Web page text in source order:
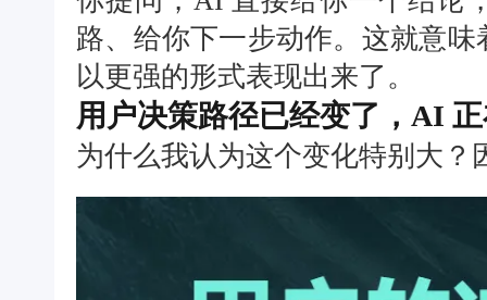
路、给你下一步动作。这就意
以更强的形式表现出来了。
用户决策路径已经变了，AI
为什么我认为这个变化特别大